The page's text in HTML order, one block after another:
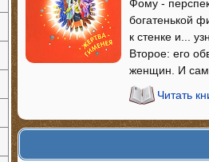
Фому -
богатенькой
к стенке и...
Второе: его
женщин. И
Читать